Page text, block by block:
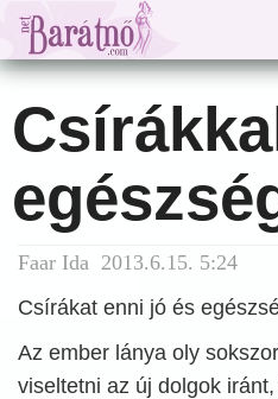
Faar Ida 2013.6.15. 5:24
Csírákat enni jó és
Az ember lánya oly
viseltetni az új dolgok